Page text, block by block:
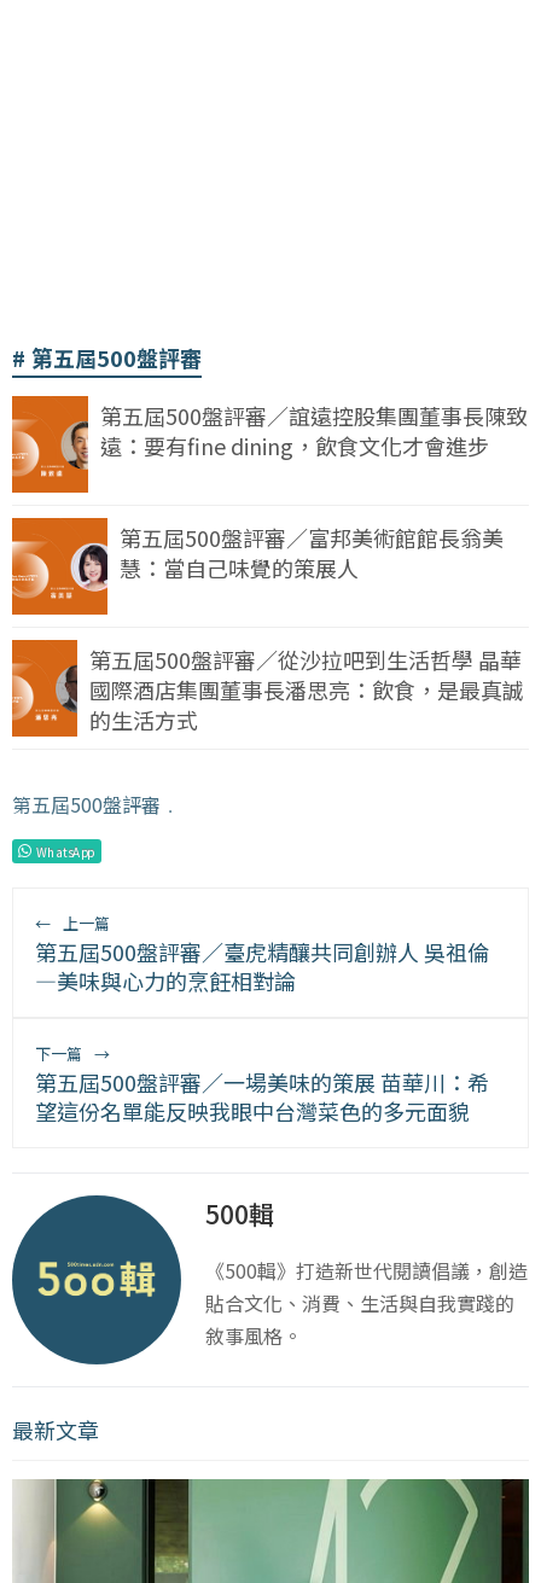
第五屆500盤評審
第五屆500盤評審／誼遠控股集團董事長陳致
遠：要有fine dining，飲食文化才會進步
第五屆500盤評審／富邦美術館館長翁美
慧：當自己味覺的策展人
第五屆500盤評審／從沙拉吧到生活哲學 晶華
國際酒店集團董事長潘思亮：飲食，是最真誠
的生活方式
第五屆500盤評審 ﹒
WhatsApp
← 上一篇
第五屆500盤評審／臺虎精釀共同創辦人 吳祖倫
—美味與心力的烹飪相對論
下一篇 →
第五屆500盤評審／一場美味的策展 苗華川：希
望這份名單能反映我眼中台灣菜色的多元面貌
500輯
《500輯》打造新世代閱讀倡議，創造
貼合文化、消費、生活與自我實踐的
敘事風格。
最新文章